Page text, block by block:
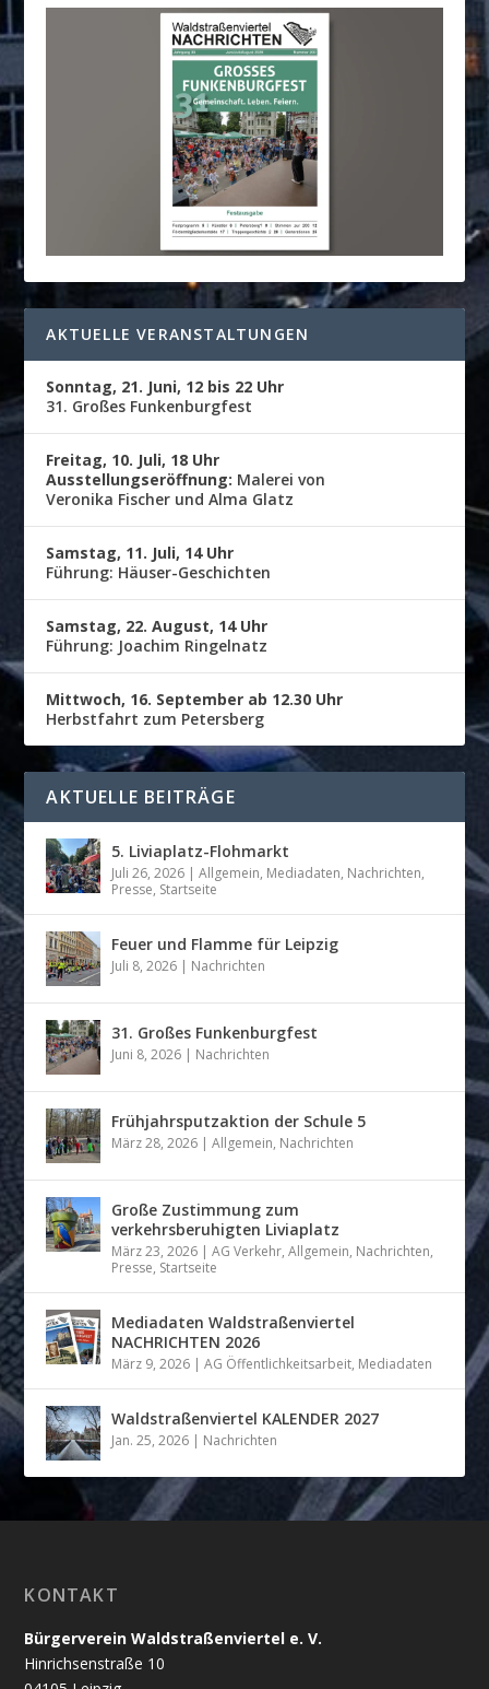
AKTUELLE VERANSTALTUNGEN
Sonntag, 21. Juni, 12 bis 22 Uhr
31. Großes Funkenburgfest
Freitag, 10. Juli, 18 Uhr
Ausstellungseröffnung: Malerei von
Veronika Fischer und Alma Glatz
Samstag, 11. Juli, 14 Uhr
Führung: Häuser-Geschichten
Samstag, 22. August, 14 Uhr
Führung: Joachim Ringelnatz
Mittwoch, 16. September ab 12.30 Uhr
Herbstfahrt zum Petersberg
AKTUELLE BEITRÄGE
5. Liviaplatz-Flohmarkt
Juli 26, 2026 |Allgemein, Mediadaten, Nachrichten,
Presse, Startseite
Feuer und Flamme für Leipzig
Juli 8, 2026 Nachrichten
31. Großes Funkenburgfest
Juni 8, 2026 Nachrichten
Frühjahrsputzaktion der Schule 5
März 28, 2026 |Allgemein, Nachrichten
Große Zustimmung zum
verkehrsberuhigten Liviaplatz
März 23, 2026 |AG Verkehr,Allgemein, Nachrichten,
Presse, Startseite
Mediadaten Waldstraßenviertel
NACHRICHTEN 2026
März 9, 2026 |AG Öffentlichkeitsarbeit, Mediadaten
Waldstraßenviertel KALENDER 2027
Jan. 25, 2026 Nachrichten
KONTAKT
Bürgerverein Waldstraßenviertel e. V.
Hinrichsenstraße 10